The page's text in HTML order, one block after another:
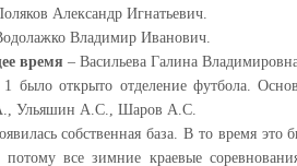
Александр Игнатьевич.
Владимир Иванович.
время – Васильева Галина
открыто отделение футбола.
Ульяшин А.С., Шаров А.С.
собственная база. В то время это
все зимние краевые